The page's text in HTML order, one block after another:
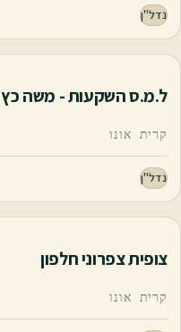
נדל"ן
ל.מ.ס השקעות - משה כץ
קרית אונו
נדל"ן
צופית צפרוני חלפון
קרית אונו